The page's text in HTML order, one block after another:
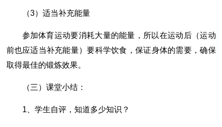
（3）适当补充能量
参加体育运动要消耗大量的能量，所以在运动后（运动
前也应适当补充能量）要科学饮食，保证身体的需要，确保
取得最佳的锻炼效果。
（三）课堂小结：
1、学生自评，知道多少知识？